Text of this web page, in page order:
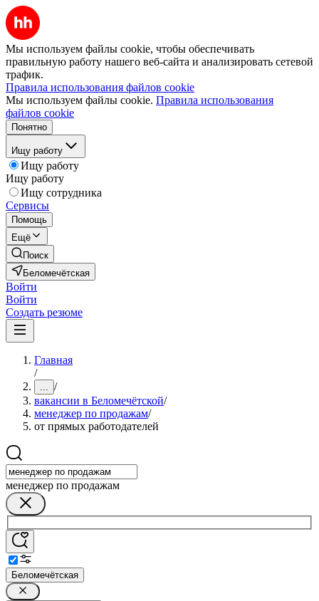
Мы используем файлы cookie, чтобы обеспечивать
правильную работу нашего веб-сайта и анализировать сетевой
трафик.
Правила использования файлов cookie
Мы используем файлы cookie. Правила использования
файлов cookie
Понятно
Ищу работу
Ищу работу
Ищу работу
Ищу сотрудника
Сервисы
Помощь
Ещё
Поиск
Беломечётская
Войти
Войти
Создать резюме
Главная
/
... /
вакансии в Беломечётской/
менеджер по продажам/
от прямых работодателей
менеджер по продажам
Беломечётская